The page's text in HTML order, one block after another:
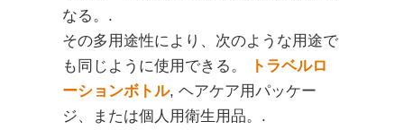
なる。.
その多用途性により、次のような用途で
も同じように使用できる。
トラベルロ
ーションボトル, ヘアケア用パッケー
ジ、または個人用衛生用品。.